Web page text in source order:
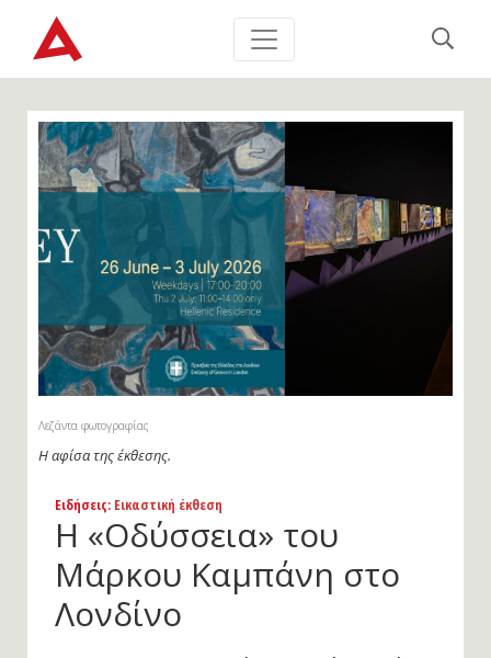
Λεζάντα φωτογραφίας
Στιγμιότυπο από την παρουσίαση της έκθεσης στο Μουσείο
Ειδήσεις: Εικαστική έκθεση
H «Οδύσσεια» του
Μάρκου Καμπάνη στο
Λονδίνο